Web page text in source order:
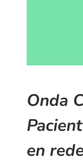
Onda
en